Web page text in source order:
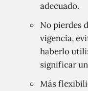
adecuado.
No pierdes
vigencia,
haberlo
significar
Más